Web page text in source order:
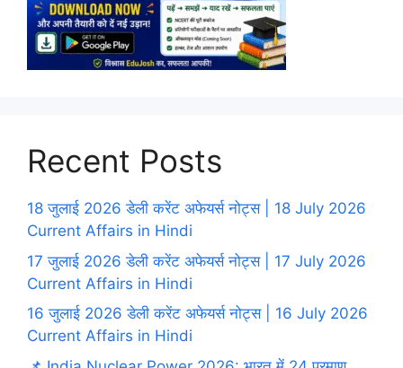
Recent Posts
18 जुलाई 2026 डेली करेंट अफेयर्स नोट्स | 18 July 2026
Current Affairs in Hindi
17 जुलाई 2026 डेली करेंट अफेयर्स नोट्स | 17 July 2026
Current Affairs in Hindi
16 जुलाई 2026 डेली करेंट अफेयर्स नोट्स | 16 July 2026
Current Affairs in Hindi